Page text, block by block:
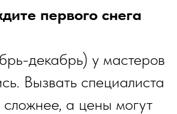
первого снега
декабрь) у мастеров
Вызвать специалиста
сложнее, а цены могут